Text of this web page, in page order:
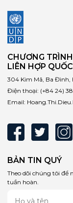
CHƯƠNG
LIÊN HỢP QUỐC
304 Kim Mã, Ba Đình,
Điện thoại: (+84 24)
Email:
BẢN TIN QUÝ
Theo dõi chúng tôi
tuần hoàn.